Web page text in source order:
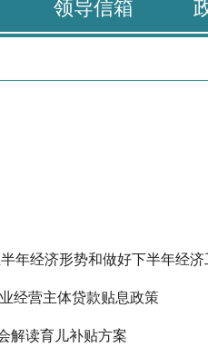
领导信箱
年经济形势和做好下半年经
经营主体贷款贴息政策
解读育儿补贴方案